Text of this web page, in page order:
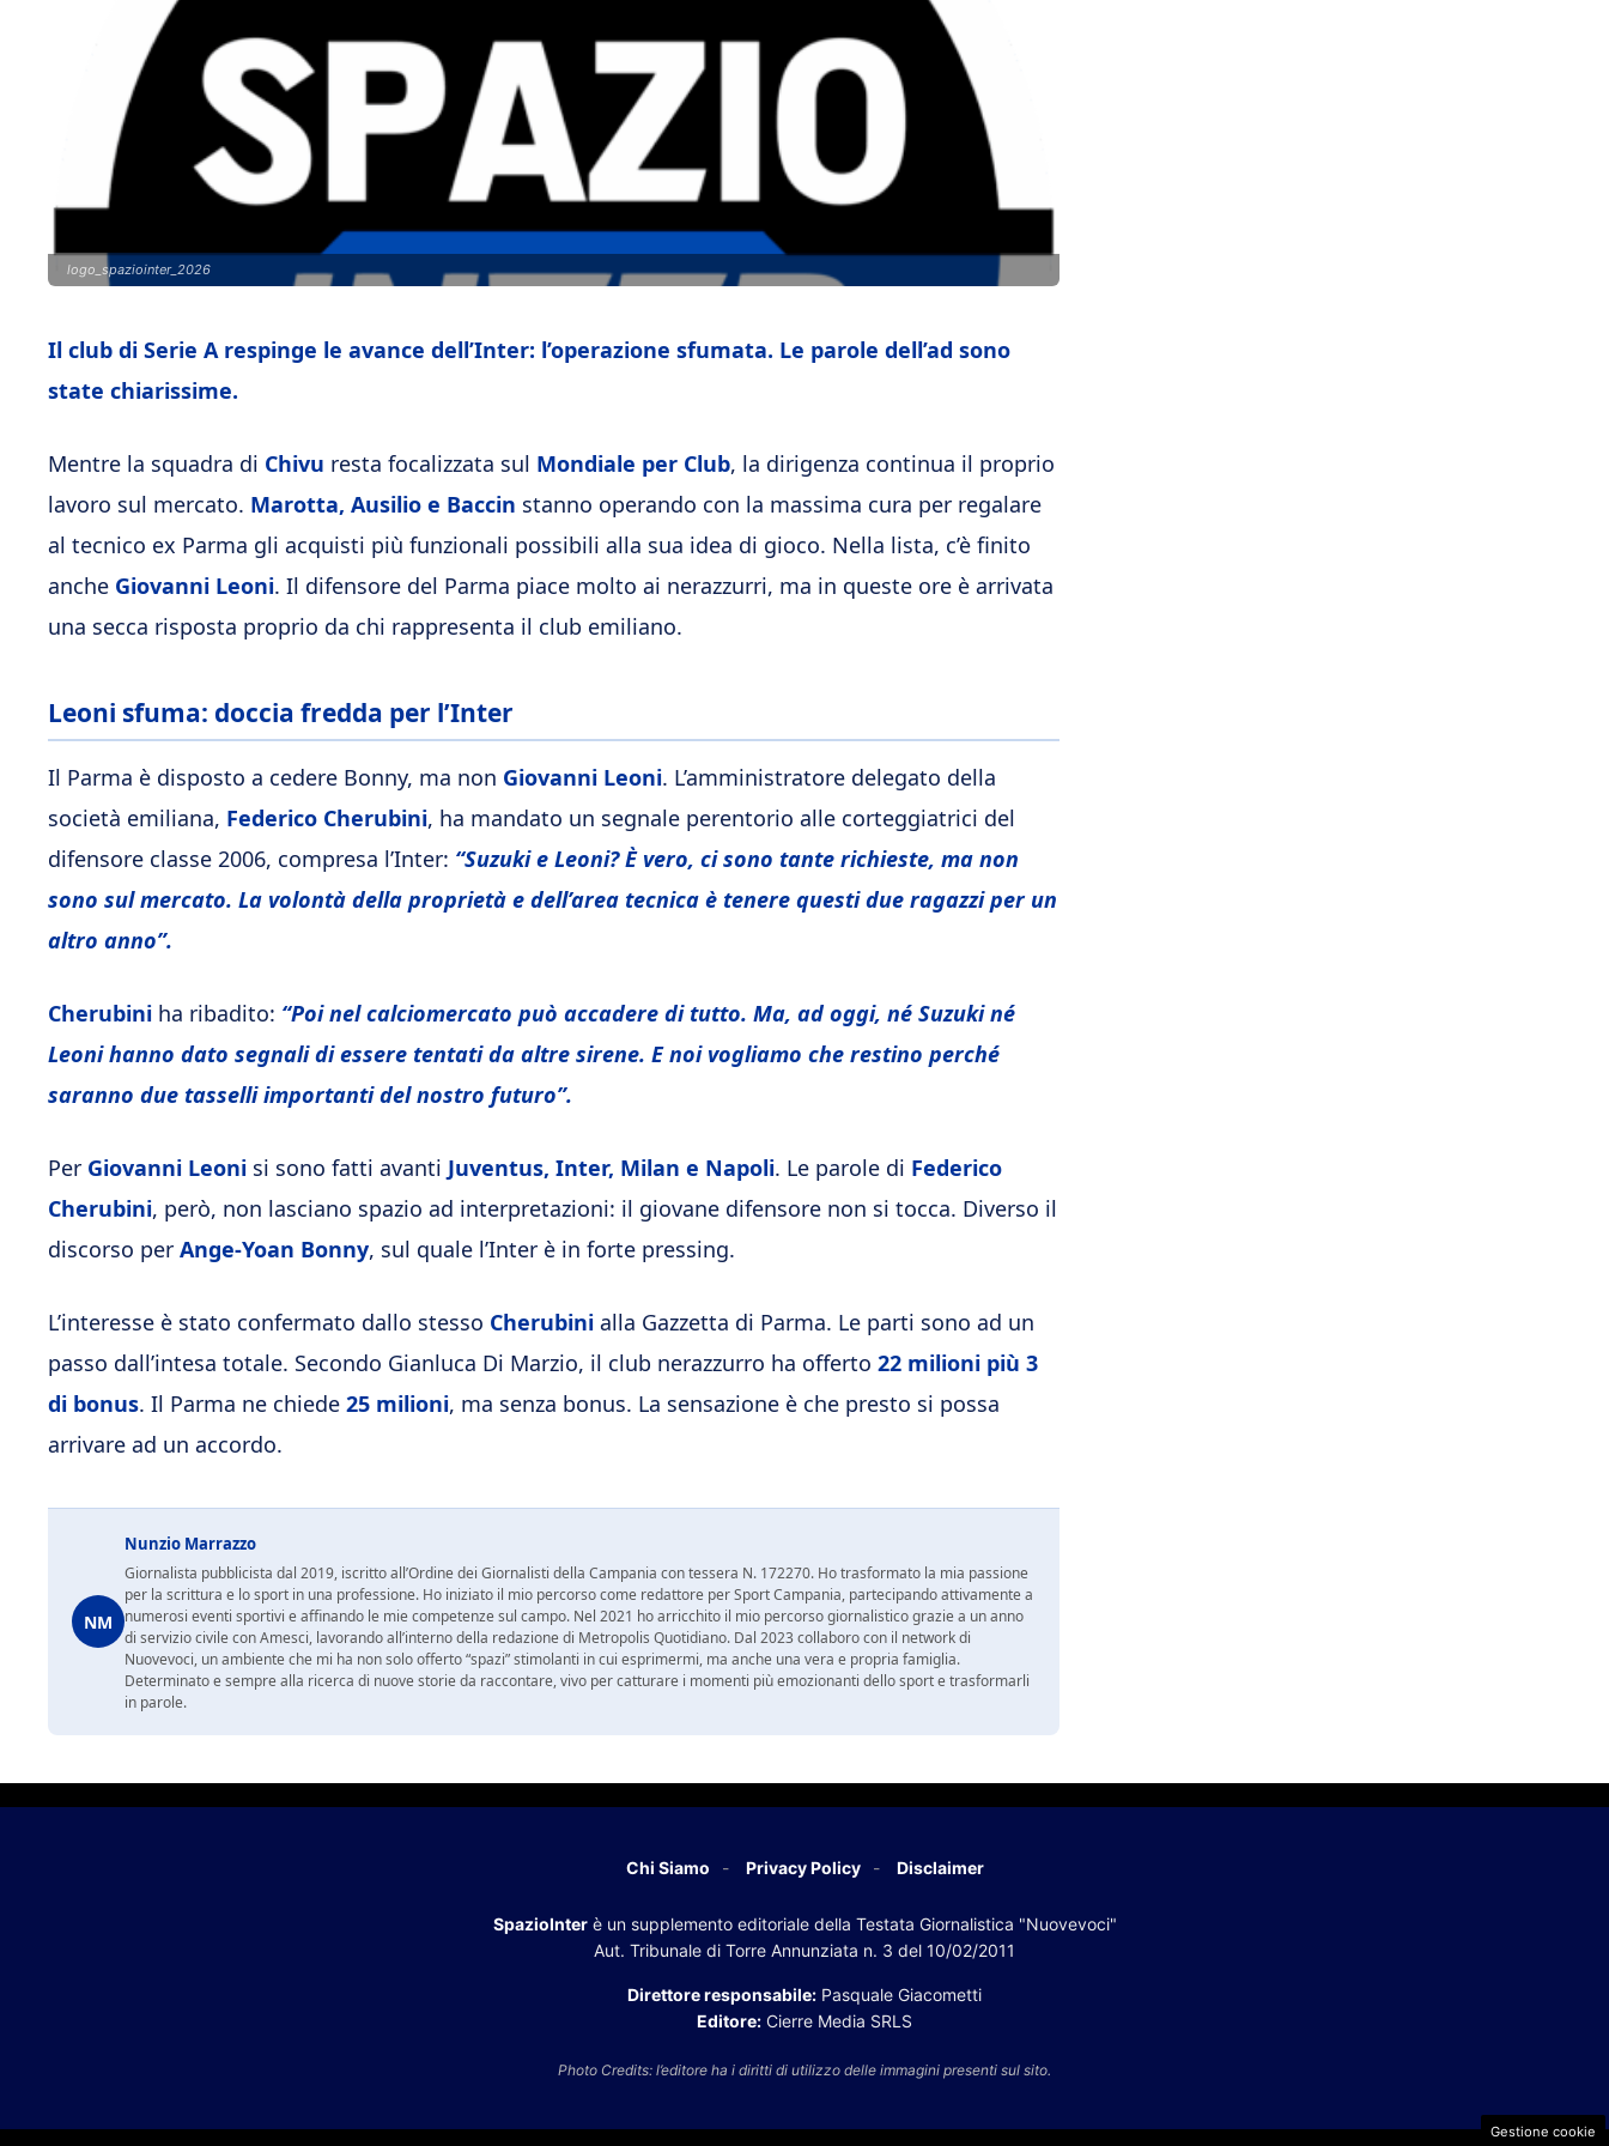
logo_spaziointer_2026
Il club di Serie A respinge le avance dell’Inter: l’operazione sfumata. Le parole dell’ad sono
state chiarissime.
Mentre la squadra di Chivu resta focalizzata sul Mondiale per Club, la dirigenza continua il proprio
lavoro sul mercato. Marotta, Ausilio e Baccin stanno operando con la massima cura per regalare
al tecnico ex Parma gli acquisti più funzionali possibili alla sua idea di gioco. Nella lista, c’è finito
anche Giovanni Leoni. Il difensore del Parma piace molto ai nerazzurri, ma in queste ore è arrivata
una secca risposta proprio da chi rappresenta il club emiliano.
Leoni sfuma: doccia fredda per l’Inter
Il Parma è disposto a cedere Bonny, ma non Giovanni Leoni. L’amministratore delegato della
società emiliana, Federico Cherubini, ha mandato un segnale perentorio alle corteggiatrici del
difensore classe 2006, compresa l’Inter: “Suzuki e Leoni?È vero, ci sono tante richieste, ma non
sono sul mercato. La volontà della proprietà e dell’area tecnica è tenere questi due ragazzi per un
altro anno”.
Cherubini ha ribadito: “Poi nel calciomercato può accadere di tutto. Ma, ad oggi, né Suzuki né
Leoni hanno dato segnali di essere tentati da altre sirene. E noi vogliamo che restino perché
saranno due tasselli importanti del nostro futuro”.
Per Giovanni Leoni si sono fatti avanti Juventus, Inter, Milan e Napoli. Le parole di Federico
Cherubini, però, non lasciano spazio ad interpretazioni: il giovane difensore non si tocca. Diverso il
discorso per Ange-Yoan Bonny, sul quale l’Inter è in forte pressing.
L’interesse è stato confermato dallo stesso Cherubini alla Gazzetta di Parma. Le parti sono ad un
passo dall’intesa totale. Secondo Gianluca Di Marzio, il club nerazzurro ha offerto 22 milioni più 3
di bonus. Il Parma ne chiede 25 milioni, ma senza bonus. La sensazione è che presto si possa
arrivare ad un accordo.
NM
Nunzio Marrazzo
Giornalista pubblicista dal 2019, iscritto all’Ordine dei Giornalisti della Campania con tessera N. 172270. Ho trasformato la mia passione
per la scrittura e lo sport in una professione. Ho iniziato il mio percorso come redattore per Sport Campania, partecipando attivamente a
numerosi eventi sportivi e affinando le mie competenze sul campo. Nel 2021 ho arricchito il mio percorso giornalistico grazie a un anno
di servizio civile con Amesci, lavorando all’interno della redazione di Metropolis Quotidiano. Dal 2023 collaboro con il network di
Nuovevoci, un ambiente che mi ha non solo offerto “spazi” stimolanti in cui esprimermi, ma anche una vera e propria famiglia.
Determinato e sempre alla ricerca di nuove storie da raccontare, vivo per catturare i momenti più emozionanti dello sport e trasformarli
in parole.
Chi Siamo Privacy Policy Disclaimer
SpazioInterè un supplemento editoriale della Testata Giornalistica "Nuovevoci"
Aut. Tribunale di Torre Annunziata n. 3 del 10/02/2011
Direttore responsabile: Pasquale Giacometti
Editore: Cierre Media SRLS
Photo Credits: l’editore ha i diritti di utilizzo delle immagini presenti sul sito.
Gestione cookie